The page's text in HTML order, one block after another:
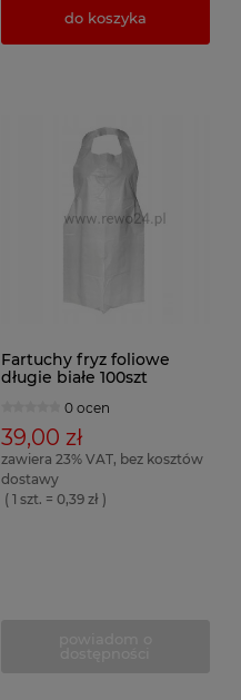
do koszyka
Fartuchy fryz foliowe
długie białe 100szt
0 ocen
39,00 zł
zawiera 23% VAT, bez kosztów
dostawy
( 1 szt. = 0,39 zł )